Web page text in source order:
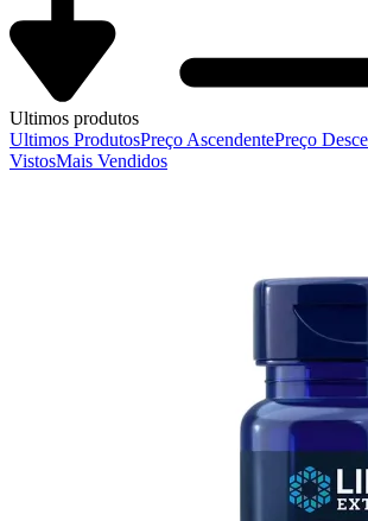
Ultimos produtos
Ultimos ProdutosPreço AscendentePreço
VistosMais Vendidos